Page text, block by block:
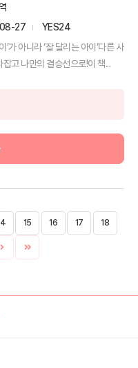
27
YES24
’가 아니라 ‘잘 달리는 아이’다른 사
고 나만의 결승선으로!이 책...
15 16 17 18